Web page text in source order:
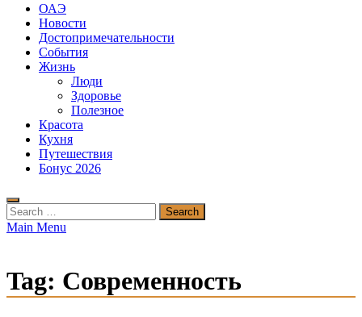
ОАЭ
Новости
Достопримечательности
События
Жизнь
Люди
Здоровье
Полезное
Красота
Кухня
Путешествия
Бонус 2026
Search
for:
Main Menu
Tag: Современность